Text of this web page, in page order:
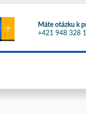
Máte otázku k
+421 948 328